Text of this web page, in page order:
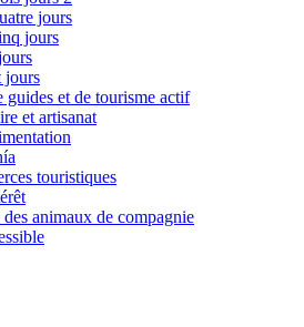
jours
jours
jours
guides et de tourisme actif
et artisanat
touristiques
animaux de compagnie